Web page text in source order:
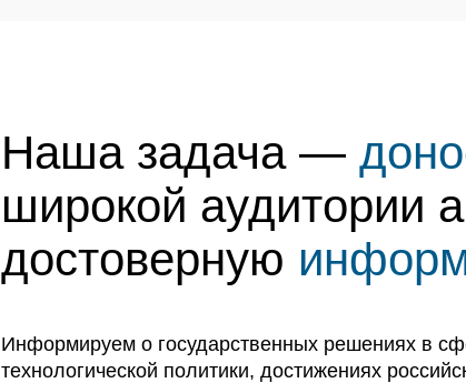
Наша задача —
широкой аудитории
достоверную
Информируем о государственных решениях в
технологической политики, достижениях